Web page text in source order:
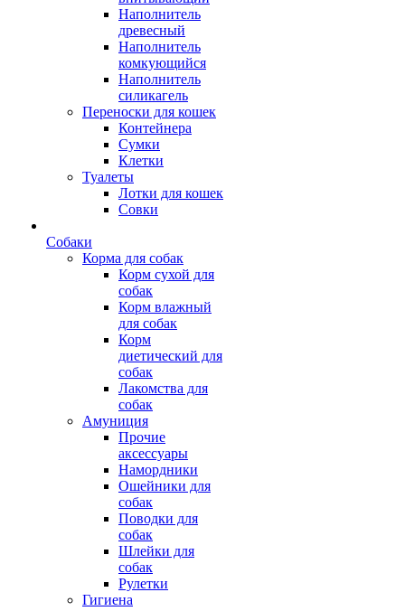
Наполнитель
древесный
Наполнитель
комкующийся
Наполнитель
силикагель
Переноски для кошек
Контейнера
Сумки
Клетки
Туалеты
Лотки для кошек
Совки
Собаки
Корма для собак
Корм сухой для
собак
Корм влажный
для собак
Корм
диетический для
собак
Лакомства для
собак
Амуниция
Прочие
аксессуары
Намордники
Ошейники для
собак
Поводки для
собак
Шлейки для
собак
Рулетки
Гигиена